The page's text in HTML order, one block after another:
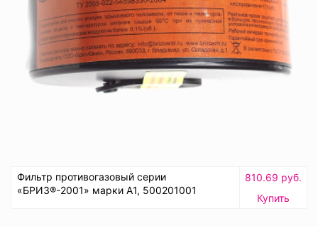
Фильтр противогазовый серии
«БРИЗ®-2001» марки А1, 500201001
810.69 руб.
Купить